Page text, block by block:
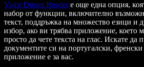
Voice Dream Readerе още една опция,
набор от функции, включително
текст, поддръжка на множество езици и
избор, ако ви трябва приложение, което
просто да чете текста на глас. Искате да
документите си на португалски,
приложение е за вас.